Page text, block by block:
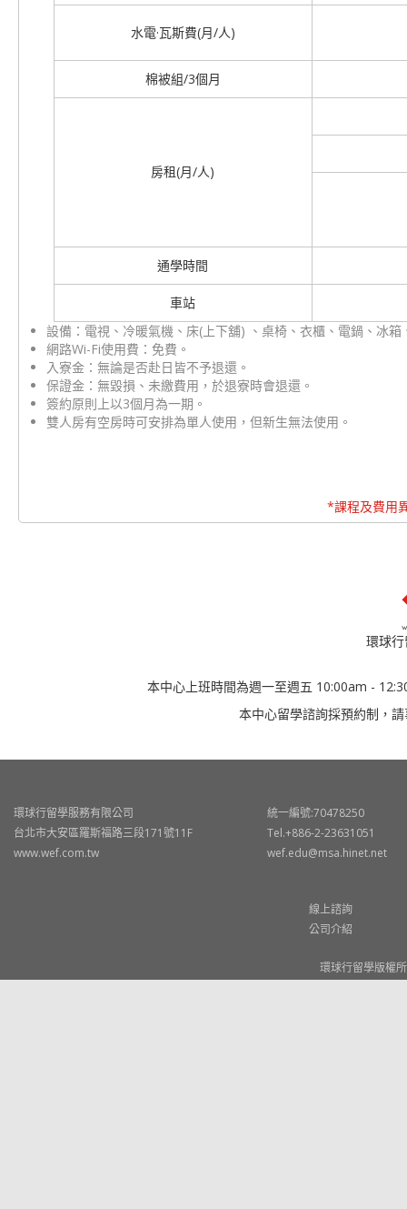
水電·瓦斯費(月/人)
棉被組/3個月
房租(月/人)
通學時間
車站
設備：電視、冷暖氣機、床(上下舖) 、桌椅、衣櫃、電鍋、冰
網路Wi-Fi使用費：免費。
入寮金：無論是否赴日皆不予退還。
保證金：無毀損、未繳費用，於退寮時會退還。
簽約原則上以3個月為一期。
雙人房有空房時可安排為單人使用，但新生無法使用。
*課程及費用
環球
本中心上班時間為週一至週五 10:00am -
本中心留學諮詢採預約制，
環球行留學服務有限公司
台北市大安區羅斯福路三段171號11F
www.wef.com.tw
統一編號:70478250
Tel.+886-2-23631051
wef.edu@msa.hinet.net
線上諮詢
公司介紹
環球行留學版權